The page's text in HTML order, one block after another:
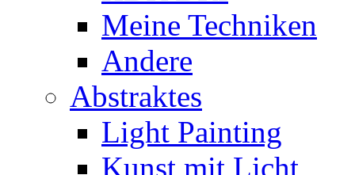
Meine Techniken
Andere
Abstraktes
Light Painting
Kunst mit Licht